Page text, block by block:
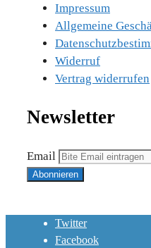
Impressum
Allgemeine
Widerruf
Vertrag widerrufen
Newsletter
Email
Twitter
Facebook